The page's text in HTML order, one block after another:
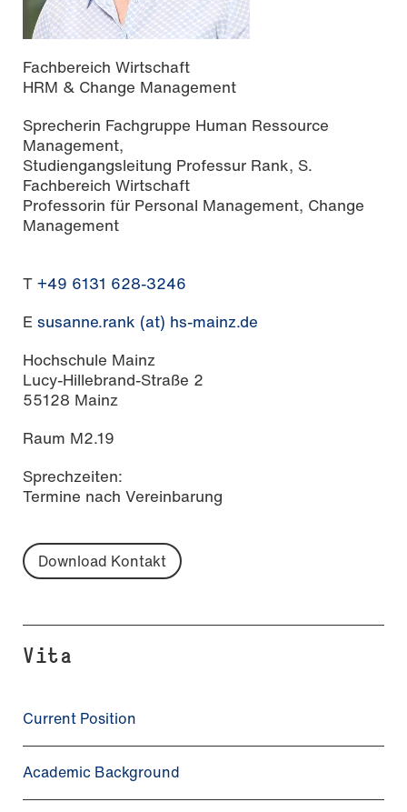
Fachbereich Wirtschaft
HRM & Change Management
Sprecherin Fachgruppe Human Ressource
Management,
Studiengangsleitung Professur Rank, S.
Fachbereich Wirtschaft
Professorin für Personal Management, Change
Management
T +49 6131 628-3246
E susanne.rank (at) hs-mainz.de
Hochschule Mainz
Lucy-Hillebrand-Straße 2
55128 Mainz
Raum M2.19
Sprechzeiten:
Termine nach Vereinbarung
Download Kontakt
Vita
Current Position
Academic Background